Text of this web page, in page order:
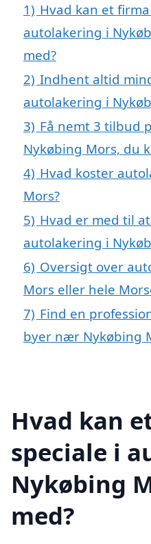
1) Hvad kan et
autolakering i
med?
2) Indhent altid
autolakering i
3) Få nemt 3 tilbud
Nykøbing Mors, du
4) Hvad koster
Mors?
5) Hvad er med til
autolakering i
6) Oversigt over
Mors eller hele
7) Find en
byer nær Nykøbing
Hvad kan
speciale i
Nykøbing
med?